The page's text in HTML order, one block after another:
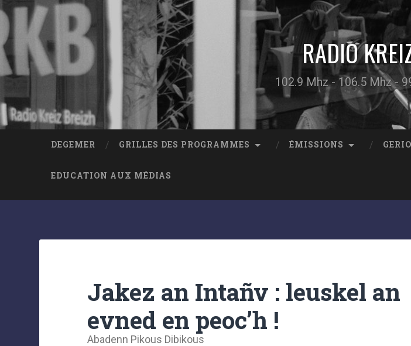
RADIO
102.9 Mhz - 106.5 Mhz -
DEGEMER GRILLES DES PROGRAMMES ÉMISSIONS
EDUCATION AUX MÉDIAS
Jakez an Intañv : leuskel an
evned en peoc’h !
Abadenn Pikous Dibikous